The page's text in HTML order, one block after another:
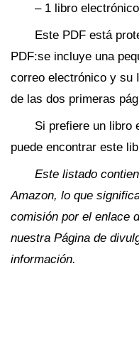
– 1 libro
Este PDF está
PDF:se incluye una
correo electrónico y su
de las dos primeras
Si prefiere un libro
puede encontrar este
Este listado
Amazon, lo que
comisión por el enlace
nuestra Página de
información.